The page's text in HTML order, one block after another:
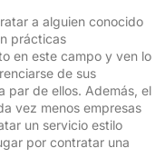
a alguien conocido
prácticas
en este campo y ven lo
de sus
par de ellos. Además, el
vez menos empresas
un servicio estilo
por contratar una